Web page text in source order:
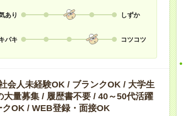
あり しずか
パキ コツコツ
会人未経験OK / ブランクOK / 大学生
大量募集 / 履歴書不要 / 40～50代活躍
OK / WEB登録・面接OK